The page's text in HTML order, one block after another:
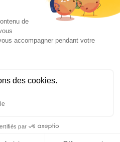
Via Compétences